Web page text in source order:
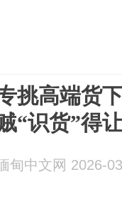
挑高端货
“识货”得
甸中文网 2026-